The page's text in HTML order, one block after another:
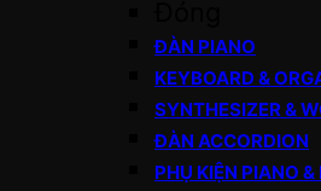
ĐÀN PIANO
KEYBOARD &
SYNTHESIZER &
ĐÀN ACCORDION
PHỤ KIỆN PIANO &